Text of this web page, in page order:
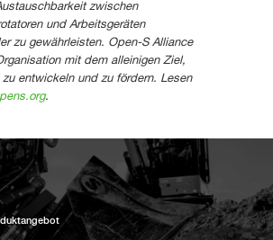
zwischen
und Arbeitsgeräten
zu gewährleisten. Open-S Alliance
mit dem alleinigen Ziel,
entwickeln und zu fördern. Lesen
.